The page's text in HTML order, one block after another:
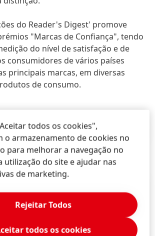
do Reader's Digest' promove
"Marcas de Confiança", tendo
do nível de satisfação e de
consumidores de vários países
principais marcas, em diversas
de consumo.
(388,4 KB)
todos os cookies",
o armazenamento de cookies no
para melhorar a navegação no
utilização do site e ajudar nas
de marketing.
Rejeitar Todos
todos os cookies